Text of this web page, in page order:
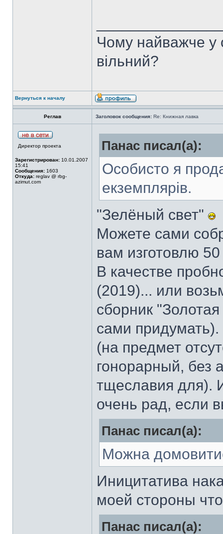
Чому найважче у
вільний?
Вернуться к началу
Реглав Заголовок сообщения: Re: Книжная лавка
Директор проекта
Зарегистрирован: 10.01.2007
15:41
Сообщения: 1603
Откуда: reglav @ rbg-
azimut.com
Панас писал(а):
Особисто я
екземплярів.
"Зелёный свет"
Можете сами
вам изготовлю 50
В качестве
(2019)... или
сборник
сами придумать).
(на предмет
гонорарный, без
тщеславия для).
очень рад, если
Панас писал(а):
Можна
Иницитатива
моей стороны
Панас писал(а):